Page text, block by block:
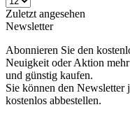
Zuletzt angesehen
Newsletter
Abonnieren Sie den
Neuigkeit oder Aktion
und günstig kaufen.
Sie können den
kostenlos abbestellen.